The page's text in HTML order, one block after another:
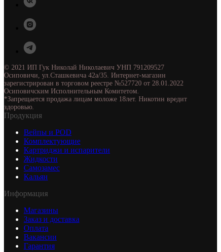
© 2021 ИП Гук Николай Николаевич УНП 791209527
Осиповичи, ул.Сташкевича 42а/35. Интернет-магазин
зарегистрирован в торговом реестре №527720 от 28.01.2022
Осиповичским Исполнительным Комитетом.
*Запрещается продажа лицам моложе 18лет. Никотин вредит
здоровью.
Продукция
Вейпы и POD
Комплектующие
Картриджи и испарители
Жидкости
Самозамес
Кальян
Информация
Магазины
Заказ и доставка
Оплата
Вакансии
Гарантия